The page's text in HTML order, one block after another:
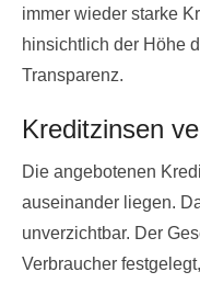
immer wieder starke
hinsichtlich der Höhe
Transparenz.
Kreditzinsen
Die angebotenen
auseinander liegen.
unverzichtbar. Der
Verbraucher